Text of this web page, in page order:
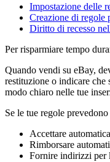
Impostazione delle
Creazione di regole
Diritto di recesso
Per risparmiare tempo
Quando vendi su eBay,
restituzione o indicare che
modo chiaro nelle tue
Se le tue regole
Accettare
Rimborsare
Fornire indirizzi per